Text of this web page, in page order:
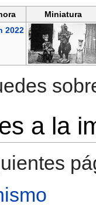
Miniatura
2022
a la